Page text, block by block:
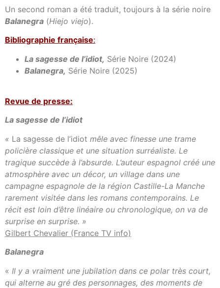
Un second roman a été traduit, toujours à la série noire
Balanegra (Hiejo viejo).
Bibliographie française:
La sagesse de l’idiot, Série Noire (2024)
Balanegra, Série Noire (2025)
Revue de presse:
La sagesse de l’idiot
« La sagesse de l’idiot mêle avec finesse une trame
policière classique et une situation surréaliste. Le
tragique succède à l’absurde. L’auteur espagnol créé une
atmosphère avec un décor, un village dans une
campagne espagnole de la région Castille-La Manche
rarement visitée dans les romans contemporains. Le
récit est loin d’être linéaire ou chronologique, on va de
surprise en surprise. »
Gilbert Chevalier (France TV info)
Balanegra
« Il y a vraiment une jubilation dans ce polar très court,
qui alterne au gré des personnages, des moments de